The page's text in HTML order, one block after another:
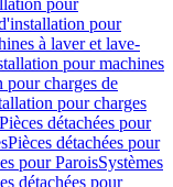
pour
pour
à laver et lave-
pour machines
pour charges de
pour charges
Pièces détachées pour
Pièces détachées pour
pour ParoisSystèmes
détachées pour